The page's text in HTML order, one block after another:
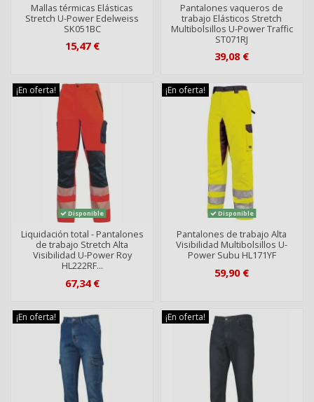
Mallas térmicas Elásticas
Stretch U-Power Edelweiss
SK051BC
15,47 €
Pantalones vaqueros de
trabajo Elásticos Stretch
Multibolsillos U-Power Traffic
ST071RJ
39,08 €
¡En oferta!
Disponible
Liquidación total - Pantalones
de trabajo Stretch Alta
Visibilidad U-Power Roy
HL222RF...
67,34 €
¡En oferta!
Disponible
Pantalones de trabajo Alta
Visibilidad Multibolsillos U-
Power Subu HL171YF
59,90 €
¡En oferta! ¡En oferta!